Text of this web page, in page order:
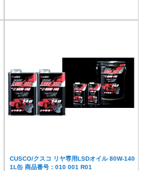
CUSCO/クスコ リヤ専用LSDオイル 80W-140
1L缶 商品番号：010 001 R01